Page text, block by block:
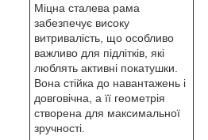
Міцна сталева рама
забезпечує високу
витривалість, що особливо
важливо для підлітків, які
люблять активні покатушки.
Вона стійка до навантажень і
довговічна, а її геометрія
створена для максимальної
зручності.